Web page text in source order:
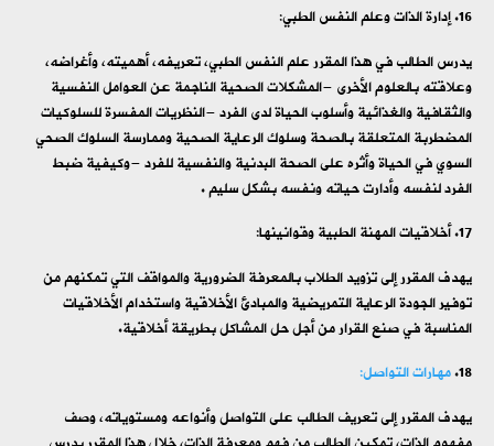
إدارة الذات وعلم النفس الطبي:
يدرس الطالب في هذا المقرر علم النفس الطبي، تعريفه، أهميته، وأغراضه،
وعلاقته بالعلوم الأخرى -المشكلات الصحية الناجمة عن العوامل النفسية
والثقافية والغذائية وأسلوب الحياة لدى الفرد -النظريات المفسرة للسلوكيات
المضطربة المتعلقة بالصحة وسلوك الرعاية الصحية وممارسة السلوك الصحي
السوي في الحياة وأثره على الصحة البدنية والنفسية للفرد -وكيفية ضبط
الفرد لنفسه وأدارت حياته ونفسه بشكل سليم .
أخلاقيات المهنة الطبية وقوانينها:
يهدف المقرر إلى تزويد الطلاب بالمعرفة الضرورية والمواقف التي تمكنهم من
توفير الجودة الرعاية التمريضية والمبادئ الأخلاقية واستخدام الأخلاقيات
المناسبة في صنع القرار من أجل حل المشاكل بطريقة أخلاقية.
مهارات التواصل:
يهدف المقرر إلى تعريف الطالب على التواصل وأنواعه ومستوياته، وصف